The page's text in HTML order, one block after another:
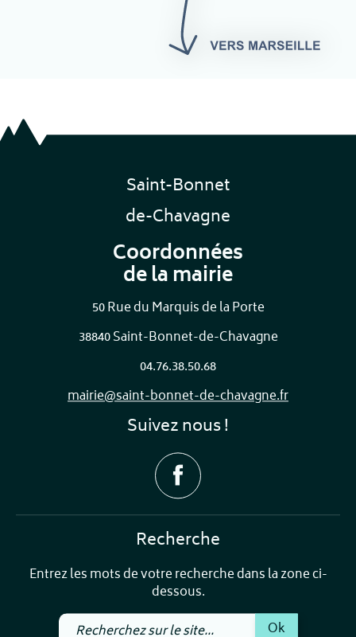
Saint-Bonnet
de-Chavagne
Coordonnées
de la mairie
50 Rue du Marquis de la Porte
38840 Saint-Bonnet-de-Chavagne
04.76.38.50.68
mairie@saint-bonnet-de-chavagne.fr
Suivez nous !
Recherche
Entrez les mots de votre recherche dans la zone ci-
dessous.
Recherchez
Ok